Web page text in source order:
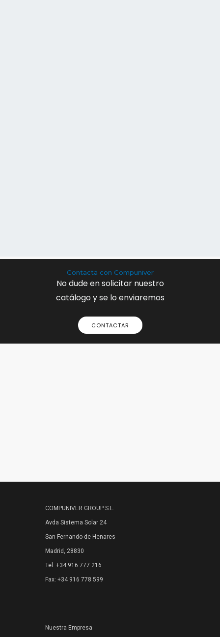
Contacta con Compuniver
No dude en solicitar nuestro
catálogo y se lo enviaremos
CONTACTAR
COMPUNIVER GROUP S.L.
Avda Sistema Solar 24
San Fernando de Henares
Madrid, 28830
Tel: +34 916 777 216
Fax: +34 916 778 599
Nuestra Empresa